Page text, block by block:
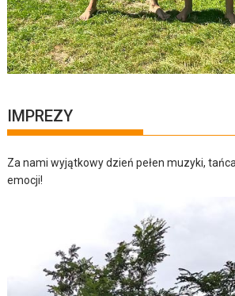
IMPREZY
Za nami wyjątkowy dzień pełen muzyki,
emocji!